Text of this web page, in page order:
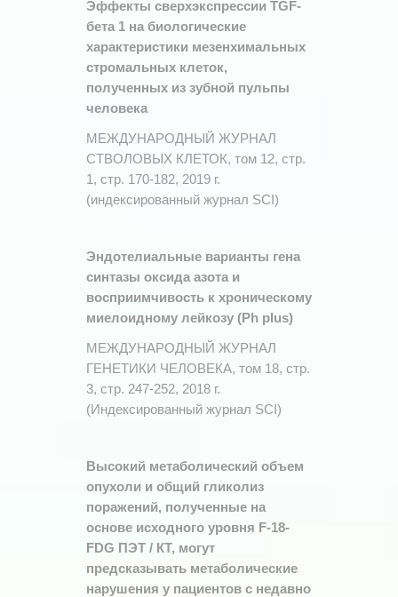
Эффекты сверхэкспрессии TGF-
бета 1 на биологические
характеристики мезенхимальных
стромальных клеток,
полученных из зубной пульпы
человека
МЕЖДУНАРОДНЫЙ ЖУРНАЛ
СТВОЛОВЫХ КЛЕТОК, том 12, стр.
1, стр. 170-182, 2019 г.
(индексированный журнал SCI)
Эндотелиальные варианты гена
синтазы оксида азота и
восприимчивость к хроническому
миелоидному лейкозу (Ph plus)
МЕЖДУНАРОДНЫЙ ЖУРНАЛ
ГЕНЕТИКИ ЧЕЛОВЕКА, том 18, стр.
3, стр. 247-252, 2018 г.
(Индексированный журнал SCI)
Высокий метаболический объем
опухоли и общий гликолиз
поражений, полученные на
основе исходного уровня F-18-
FDG ПЭТ / КТ, могут
предсказывать метаболические
нарушения у пациентов с недавно